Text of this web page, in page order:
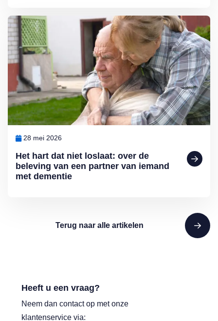
Het hart dat niet loslaat: over de
beleving van een partner van iemand
met dementie
28 mei 2026
Lees meer over Het hart dat niet loslaat: over de beleving van een
Terug naar alle artikelen
Heeft u een vraag?
Neem dan contact op met onze
klantenservice via: